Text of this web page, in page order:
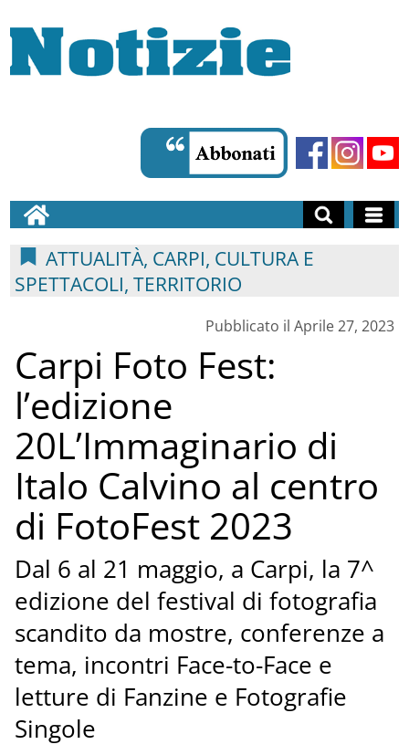
ATTUALITÀ, CARPI, CULTURA E
SPETTACOLI, TERRITORIO
Pubblicato il Aprile 27, 2023
Carpi Foto Fest:
l’edizione
20L’Immaginario di
Italo Calvino al centro
di FotoFest 2023
Dal 6 al 21 maggio, a Carpi, la 7^
edizione del festival di fotografia
scandito da mostre, conferenze a
tema, incontri Face-to-Face e
letture di Fanzine e Fotografie
Singole